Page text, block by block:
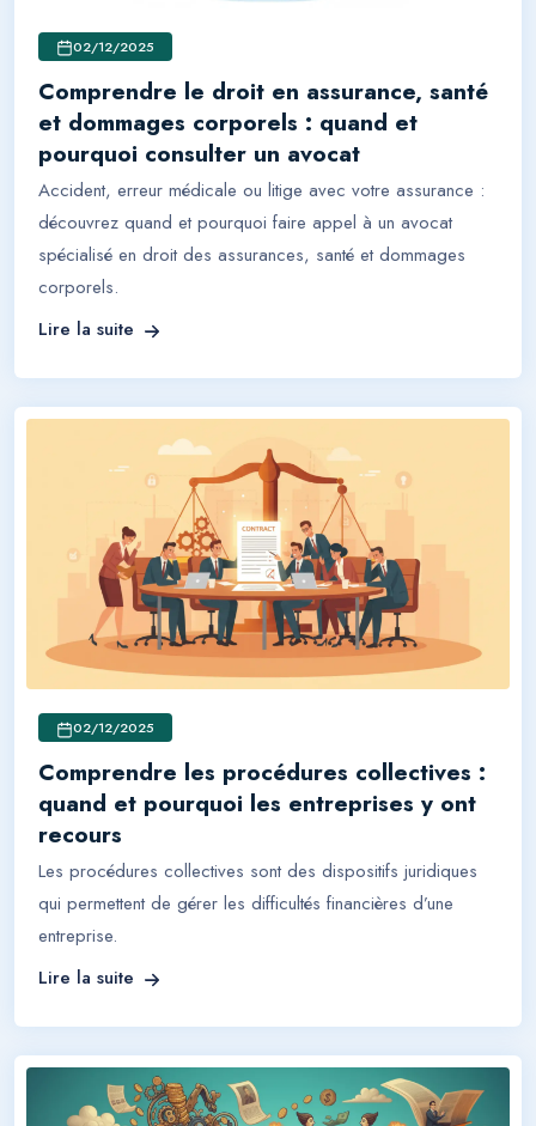
02/12/2025
Comprendre le droit en assurance, santé
et dommages corporels : quand et
pourquoi consulter un avocat
Accident, erreur médicale ou litige avec votre assurance :
découvrez quand et pourquoi faire appel à un avocat
spécialisé en droit des assurances, santé et dommages
corporels.
Lire la suite
02/12/2025
Comprendre les procédures collectives :
quand et pourquoi les entreprises y ont
recours
Les procédures collectives sont des dispositifs juridiques
qui permettent de gérer les difficultés financières d’une
entreprise.
Lire la suite